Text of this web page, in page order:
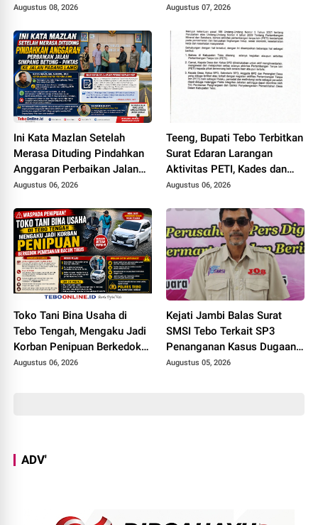
ke Polisi Terkait UU ITE
Augustus 08, 2026
Jalan Simpang Betung -
2027
Augustus 07, 2026
Ini Kata Mazlan Setelah
Merasa Dituding Pindahkan
Anggaran Perbaikan Jalan
Simpang Betung - Pintas ke
Augustus 06, 2026
Teeng, Bupati Tebo Terbitkan
Surat Edaran Larangan
Aktivitas PETI, Kades dan
Perangkat Desa Yang
Augustus 06, 2026
Toko Tani Bina Usaha di
Tebo Tengah, Mengaku Jadi
Korban Penipuan Berkedok
Pemesanan Racun Tikus
Augustus 06, 2026
Kejati Jambi Balas Surat
SMSI Tebo Terkait SP3
Penanganan Kasus Dugaan
Korupsi di DPUPR Tebo Rp
Augustus 05, 2026
ADV'